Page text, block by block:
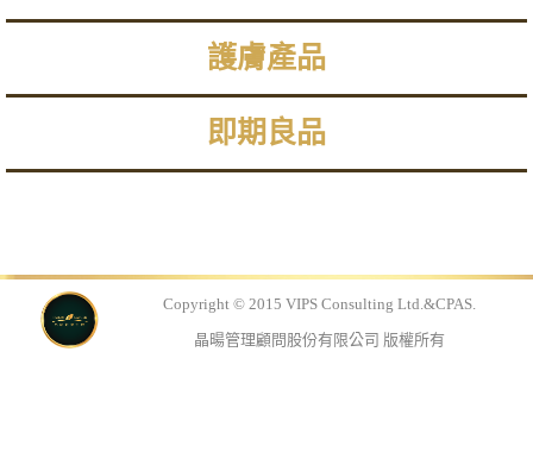
護膚產品
即期良品
Copyright © 2015 VIPS Consulting Ltd.&CPAS.
晶暘管理顧問股份有限公司 版權所有